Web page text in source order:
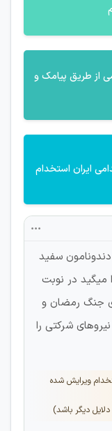
از طریق پیامک و
ایران استخدام
سفید
در نوبت
جنگ رمضان و
شرکتی را
ویرایش شده
دیگر باشد)